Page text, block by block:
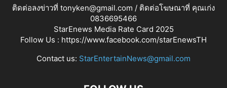
ติดต่อลงข่าวที่ tonyken@gmail.com / ติดต่อโฆษณาที่ คุณเก่ง
0836695466
StarEnews Media Rate Card 2025
Follow Us : https://www.facebook.com/starEnewsTH
Contact us: StarEntertainNews@gmail.com